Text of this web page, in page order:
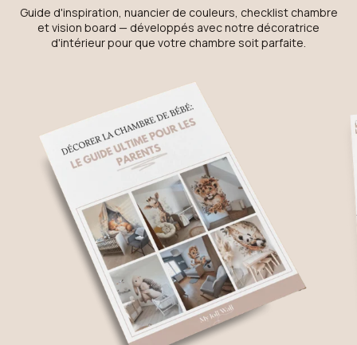
Guide d'inspiration, nuancier de couleurs, checklist chambre
et vision board — développés avec notre décoratrice
d'intérieur pour que votre chambre soit parfaite.